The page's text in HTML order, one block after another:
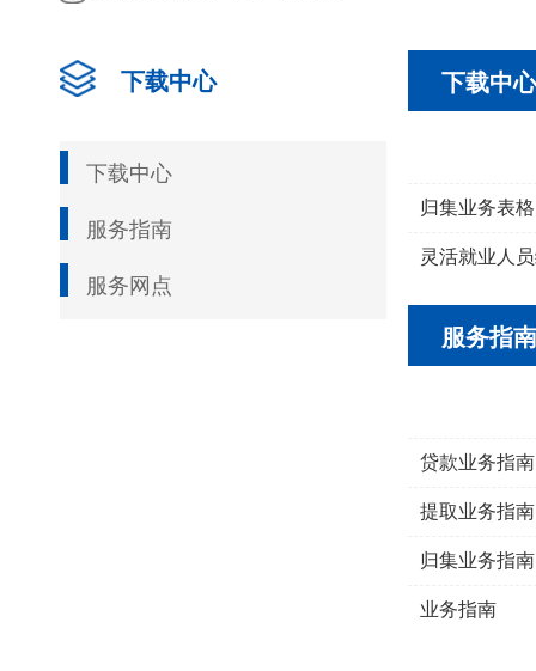
下载中心
下载中心
服务指南
服务网点
下载中心
归集业务表格
灵活就业人
服务指南
贷款业务指南
提取业务指南
归集业务指南
业务指南